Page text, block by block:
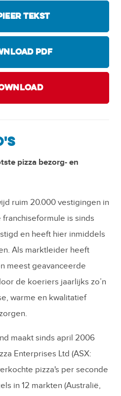
TEKST
PDF
pizza bezorg- en
ruim 20.000 vestigingen in
is sinds
en heeft hier inmiddels
Als marktleider heeft
meest geavanceerde
de koeriers jaarlijks zo’n
warme en kwalitatief
maakt sinds april 2006
Enterprises Ltd (ASX:
pizza's per seconde
in 12 markten (Australië,